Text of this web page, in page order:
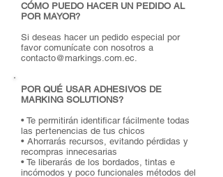
CÓMO PUEDO HACER UN PEDIDO AL
POR MAYOR?
Si deseas hacer un pedido especial por
favor comunícate con nosotros a
contacto@markings.com.ec.
POR QUÉ USAR ADHESIVOS DE
MARKING SOLUTIONS?
• Te permitirán identificar fácilmente todas
las pertenencias de tus chicos
• Ahorrarás recursos, evitando pérdidas y
recompras innecesarias
• Te liberarás de los bordados, tintas e
incómodos y poco funcionales métodos del